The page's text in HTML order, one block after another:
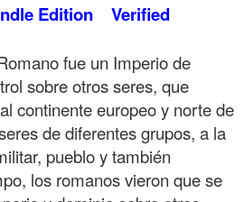
Edition Verified
fue un Imperio de
sobre otros seres, que
continente europeo y norte de
de diferentes grupos, a la
pueblo y también
los romanos vieron que se